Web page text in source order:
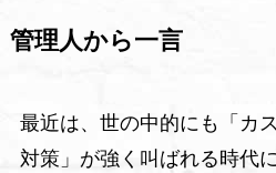
管理人から一言
最近は、世の中的にも「カ
対策」が強く叫ばれる時代